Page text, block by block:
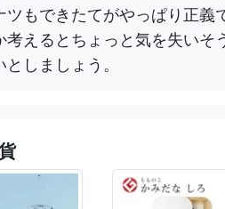
ツもできたてがやっぱり正義
考えるとちょっと気を失いそ
としましょう。